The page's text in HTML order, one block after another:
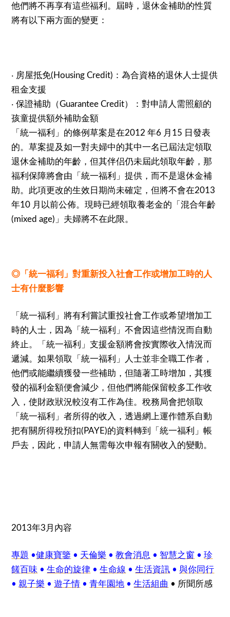
他們將不再享有這些福利。屆時，退休金補助的性質
將有以下兩方面的變更：
‧ 房屋抵免(Housing Credit) ：為合資格的退休人士提供
租金支援
‧ 保證補助（Guarantee Credit）：對申請人需照顧的
孩童提供額外補助金額
「統一福利」的條例草案是在2012年6 月 15 日發表
的。草案提及如一對夫婦中的其中一名已屆法定領取
退休金補助的年齡，但其伴侣仍未屆此領取年齡，那
福利保障將會由「統一福利」提供，而不是退休金補
助。此項更改的生效日期尚未確定，但將不會在2013
年10 月以前公佈。現時已經領取養老金的「混合年齡
(mixed age) 」夫婦將不在此限。
◎「統一福利」對重新投入社會工作或增加工時的人
士有什麼影響
「統一福利」將有利嘗試重投社會工作或希望增加工
時的人士，因為「統一福利」不會因這些情況而自動
終止。「統一福利」支援金額將會按實際收入情況而
遞減。如果領取「統一福利」人士並非全職工作者，
他們或能繼續獲發一些補助，但隨著工時增加，其獲
發的福利金額便會減少，但他們將能保留較多工作收
入，使財政狀況較沒有工作為佳。稅務局會把領取
「統一福利」者所得的收入，透過網上運作體系自動
把有關所得稅預扣(PAYE)的資料轉到「統一福利」帳
戶去，因此，申請人無需每次申報有關收入的變動。
2013年3月內容
專題 •健康寶鑒 • 天倫樂 •教會消息 • 智慧之窗 •珍
饈百味 •生命的旋律 •生命線 •生活資訊 •與你同行
• 親子樂 •遊子情 •青年園地 •生活組曲 • 所聞所感